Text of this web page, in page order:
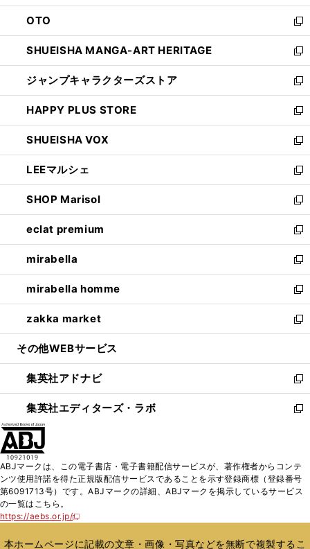
ウ
で
開
く
ン
ド
ウ
で
開
く
OTO
新
し
い
ウ
ィ
ン
ド
ウ
で
開
く
SHUEISHA MANGA-ART HERITAGE
新
し
い
ウ
ィ
ン
ド
ウ
で
開
く
ジャンプキャラクターズストア
新
し
い
ウ
ィ
ン
ド
ウ
で
開
く
HAPPY PLUS STORE
新
し
い
ウ
ィ
ン
ド
ウ
で
開
く
SHUEISHA VOX
新
し
い
ウ
ィ
ン
ド
ウ
で
開
く
LEEマルシェ
新
し
い
ウ
ィ
ン
ド
ウ
で
開
く
SHOP Marisol
新
し
い
ウ
ィ
ン
ド
ウ
で
開
eclat premium
新
し
い
ウ
ィ
ン
ド
ウ
開
く
mirabella
新
し
い
ウ
ィ
ン
ウ
で
開
く
mirabella homme
新
し
い
ウ
ン
ド
ウ
で
zakka market
新
し
ウ
ィ
ン
ド
く
その他WEBサービス
集英社アドナビ
新
し
い
ド
ウ
で
集英社エディターズ・ラボ
新
ィ
ン
ド
開
ABJマークは、この電子書店・電子書籍配信サービスが、著作権者からコンテ
ンツ使用許諾を得た正規版配信サービスであることを示す登録商標（登録番号
第6091713号）です。ABJマークの詳細、ABJマークを掲示しているサービス
の一覧はこちら。
https://aebs.or.jp/
新
い
本ホームページに記載の文章・画像・写真などを無断で複製するこ